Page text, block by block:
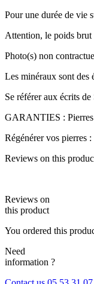
Pour une durée de vie
Attention, le poids brut
Photo(s) non
Les minéraux sont des
Se référer aux écrits
GARANTIES : Pierres
Régénérer vos pierres
Reviews on this
Reviews on
this product
You ordered this
Need
information ?